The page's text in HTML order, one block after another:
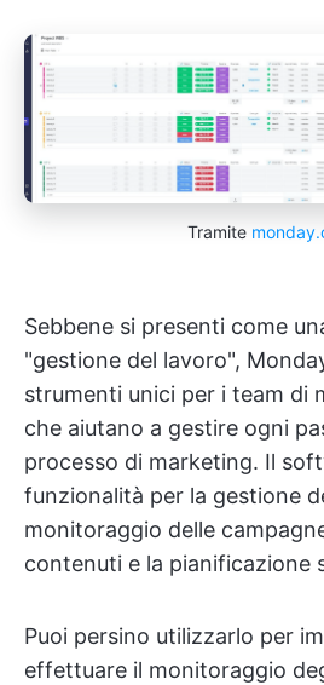
Tramite
Sebbene si presenti come
"gestione del lavoro",
strumenti unici per i team di
che aiutano a gestire ogni
processo di marketing. Il
funzionalità per la gestione
monitoraggio delle
contenuti e la pianificazione
Puoi persino utilizzarlo per
effettuare il monitoraggio